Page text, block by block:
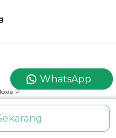
P
WhatsApp